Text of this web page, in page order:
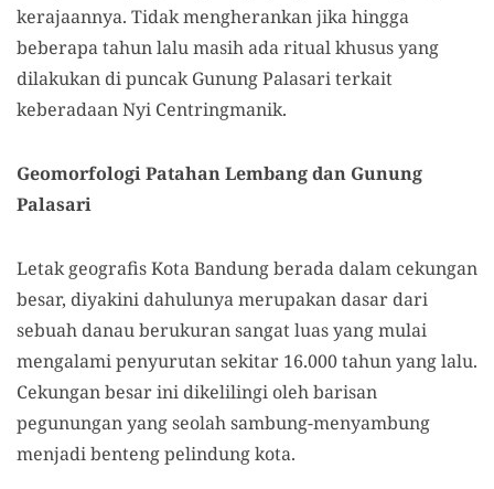
kerajaannya. Tidak mengherankan jika hingga
beberapa tahun lalu masih ada ritual khusus yang
dilakukan di puncak Gunung Palasari terkait
keberadaan Nyi Centringmanik.
Geomorfologi Patahan Lembang dan Gunung
Palasari
Letak geografis Kota Bandung berada dalam cekungan
besar, diyakini dahulunya merupakan dasar dari
sebuah danau berukuran sangat luas yang mulai
mengalami penyurutan sekitar 16.000 tahun yang lalu.
Cekungan besar ini dikelilingi oleh barisan
pegunungan yang seolah sambung-menyambung
menjadi benteng pelindung kota.